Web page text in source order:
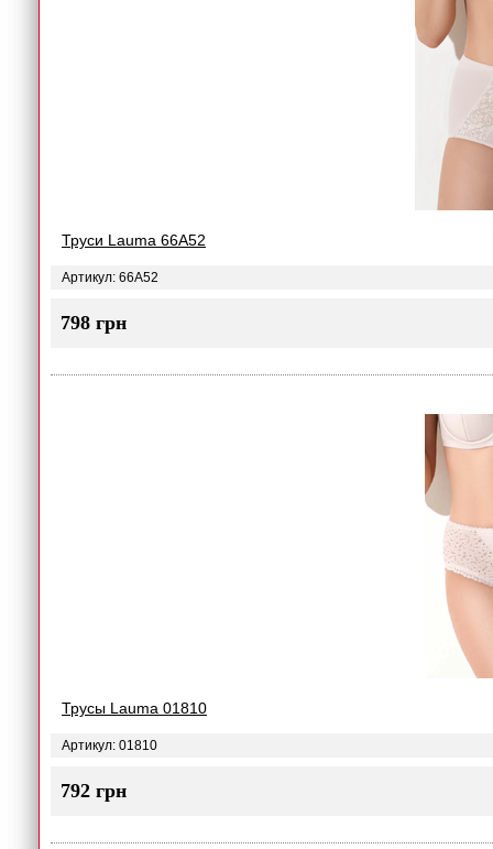
Труси Lauma 66A52
Артикул: 66A52
798 грн
Трусы Lauma 01810
Артикул: 01810
792 грн